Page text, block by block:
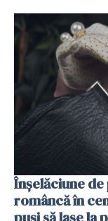
Înșelăciune
româncă în